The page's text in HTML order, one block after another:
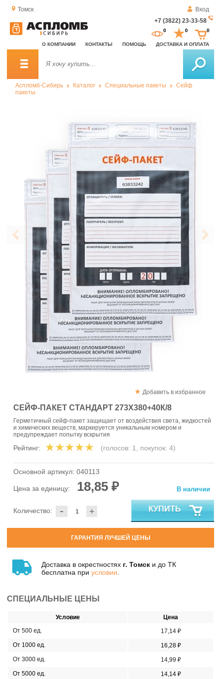
Томск
Вход
+7 (3822) 23-33-58
О КОМПАНИИ КОНТАКТЫ ПОМОЩЬ ДОСТАВКА И ОПЛАТА
0 0 0
Аспломб-Сибирь Каталог Специальные пакеты
Сейф
пакеты
Добавить в избранное
СЕЙФ-ПАКЕТ СТАНДАРТ 273Х380+40К/8
Герметичный сейф-пакет защищает от воздействия света, жидкостей
и химических веществ, маркируется уникальным номером и
предупреждает попытку вскрытия
Рейтинг: (голосов: 1, покупок: 4)
Основной артикул: 040113
Цена за единицу: 18,85 ₽
- +
Количество:
В наличии
КУПИТЬ
ГАРАНТИЯ ЛУЧШЕЙ ЦЕНЫ
Доставка в окрестностях г. Томск и до ТК
бесплатна при условии
СПЕЦИАЛЬНЫЕ ЦЕНЫ
Условие
Цена
От 500 ед.
17,14 ₽
От 1000 ед.
16,28 ₽
От 3000 ед.
14,99 ₽
От 5000 ед.
14,14 ₽